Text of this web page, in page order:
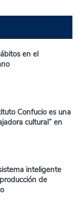
en el
Confucio es una
cultural” en
inteligente
de